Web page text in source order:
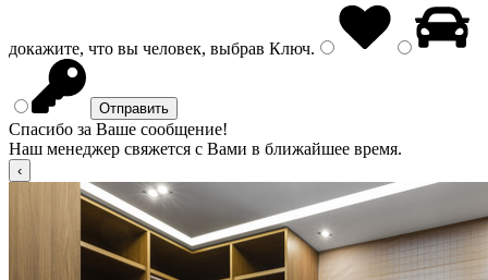
докажите, что вы человек, выбрав Ключ.
Спасибо за Ваше сообщение!
Наш менеджер свяжется с Вами в ближайшее время.